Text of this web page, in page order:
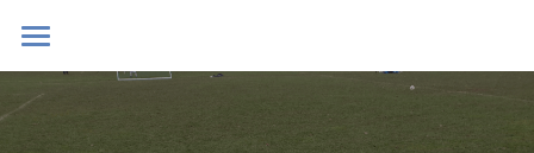
Home